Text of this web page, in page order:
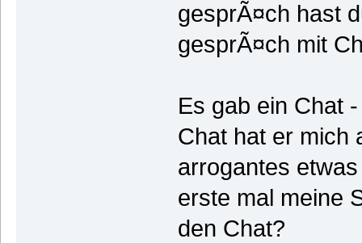
gesprÃ¤ch hast
gesprÃ¤ch mit
Es gab ein Chat
Chat hat er mich
arrogantes
erste mal meine
den Chat?